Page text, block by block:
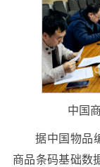
中国
据中国物品
商品条码基础数